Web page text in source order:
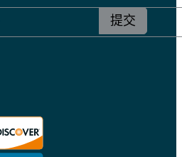
提交